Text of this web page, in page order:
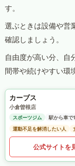
す。
選ぶときは設備や営
確認しましょう。
自由度が高い分、自
間帯や続けやすい環
カーブス
小倉曽根店
スポーツジム
駅から車で
運動不足を解消したい人
公式サイトを